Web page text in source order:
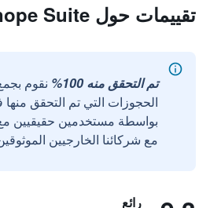
تقييمات حول Parthenope Suite
تم التحقق منه 100%
نقوم
الحجوزات التي تم التحقق
مع شركائنا الخارجيين
رائع